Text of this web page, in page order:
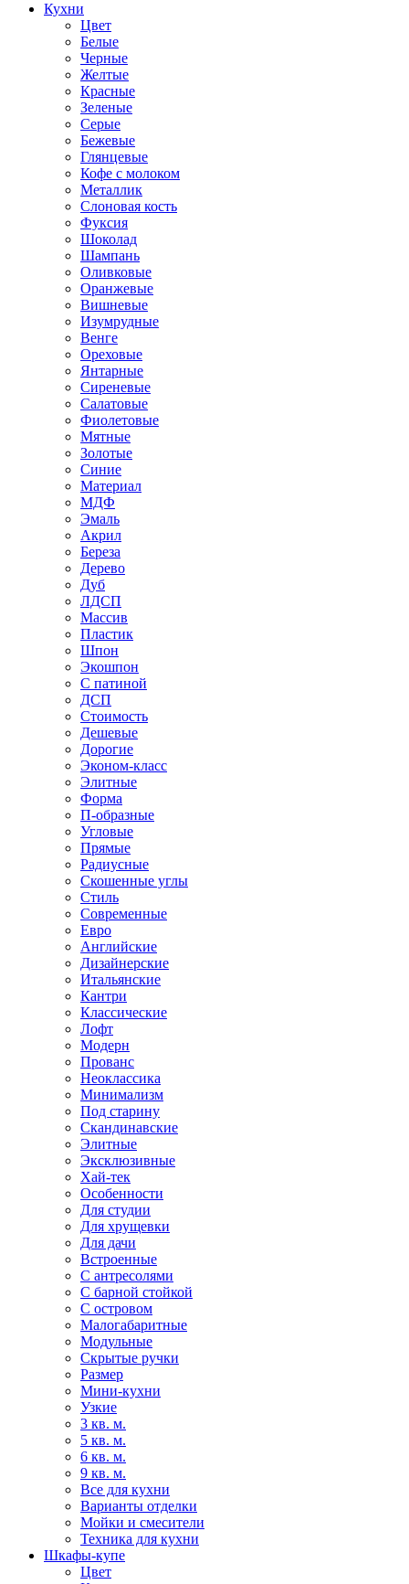
Кухни
Цвет
Белые
Черные
Желтые
Красные
Зеленые
Серые
Бежевые
Глянцевые
Кофе с молоком
Металлик
Слоновая кость
Фуксия
Шоколад
Шампань
Оливковые
Оранжевые
Вишневые
Изумрудные
Венге
Ореховые
Янтарные
Сиреневые
Салатовые
Фиолетовые
Мятные
Золотые
Синие
Материал
МДФ
Эмаль
Акрил
Береза
Дерево
Дуб
ЛДСП
Массив
Пластик
Шпон
Экошпон
С патиной
ДСП
Стоимость
Дешевые
Дорогие
Эконом-класс
Элитные
Форма
П-образные
Угловые
Прямые
Радиусные
Скошенные углы
Стиль
Современные
Евро
Английские
Дизайнерские
Итальянские
Кантри
Классические
Лофт
Модерн
Прованс
Неоклассика
Минимализм
Под старину
Скандинавские
Элитные
Эксклюзивные
Хай-тек
Особенности
Для студии
Для хрущевки
Для дачи
Встроенные
С антресолями
С барной стойкой
С островом
Малогабаритные
Модульные
Скрытые ручки
Размер
Мини-кухни
Узкие
3 кв. м.
5 кв. м.
6 кв. м.
9 кв. м.
Все для кухни
Варианты отделки
Мойки и смесители
Техника для кухни
Шкафы-купе
Цвет